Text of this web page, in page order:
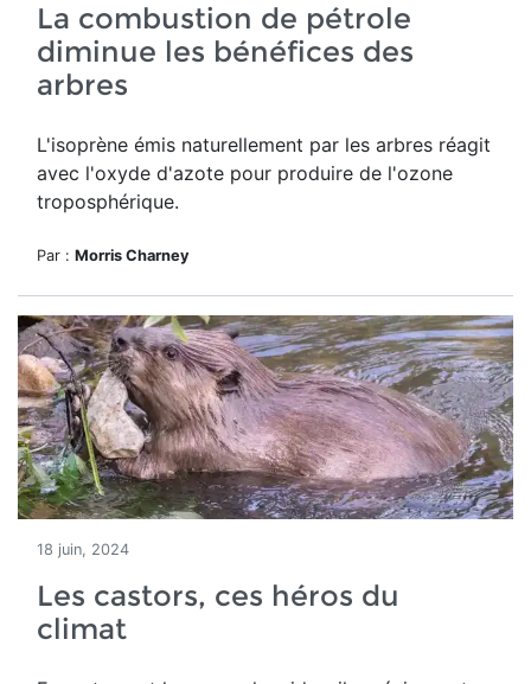
La combustion de pétrole
diminue les bénéfices des
arbres
L'isoprène émis naturellement par les arbres réagit
avec l'oxyde d'azote pour produire de l'ozone
troposphérique.
Par : Morris Charney
18 juin, 2024
Les castors, ces héros du
climat